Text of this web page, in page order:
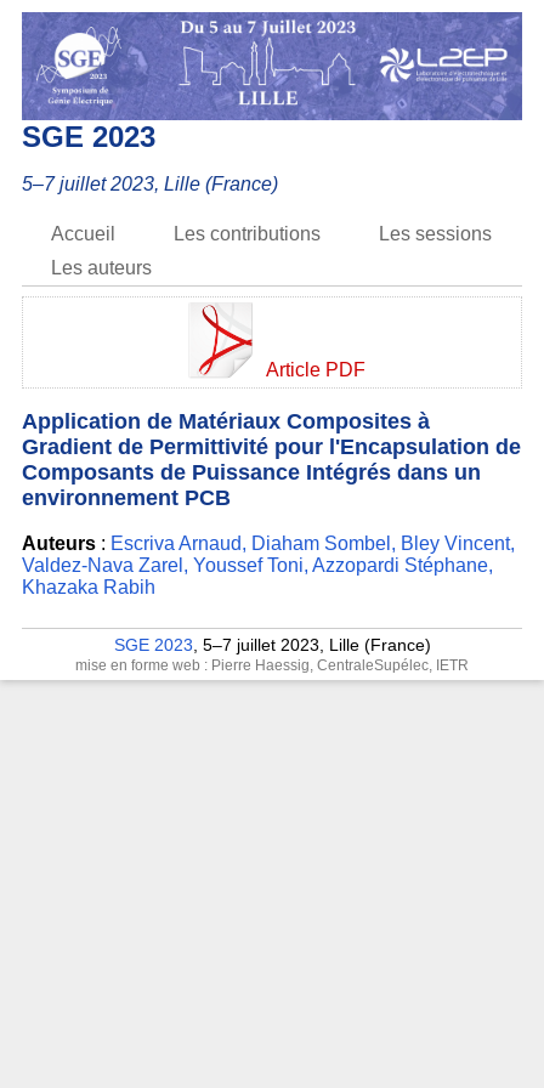
SGE 2023
5–7 juillet 2023, Lille (France)
Accueil Les contributions
Les sessions
Les auteurs
Article PDF
Application de Matériaux Composites à
Gradient de Permittivité pour l'Encapsulation de
Composants de Puissance Intégrés dans un
environnement PCB
Auteurs: Escriva Arnaud, Diaham Sombel , Bley Vincent,
Valdez-Nava Zarel , Youssef Toni, Azzopardi Stéphane,
Khazaka Rabih
SGE 2023 , 5–7 juillet 2023, Lille (France)
mise en forme web : Pierre Haessig, CentraleSupélec, IETR